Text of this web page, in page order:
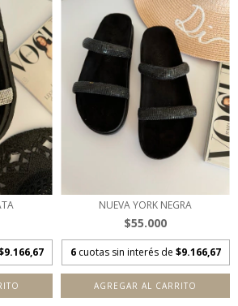
NUEVA YORK NEGRA
$55.000
6 cuotas sin interés de $9.166,67
AGREGAR AL CARRITO